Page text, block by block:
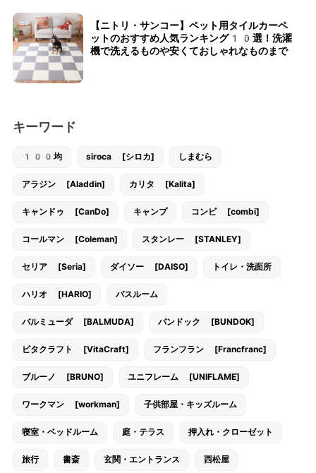
【ニトリ・サンコー】ペット用タイルカーペ
ットのおすすめ人気ランキング10選！洗濯
機で洗えるものや安くておしゃれなものまで
キーワード
100均 siroca [シロカ] しまむら
アラジン [Aladdin] カリタ [Kalita]
キャンドゥ [CanDo] キャンプ コンビ [combi]
コールマン [Coleman] スタンレー [STANLEY]
セリア [Seria] ダイソー [DAISO] トイレ・洗面所
ハリオ [HARIO] バスルーム
バルミューダ [BALMUDA] バンドック [BUNDOK]
ビタクラフト [VitaCraft] フランフラン [Francfranc]
ブルーノ [BRUNO] ユニフレーム [UNIFLAME]
ワークマン [workman] 子供部屋・キッズルーム
寝室・ベッドルーム 庭・テラス 押入れ・クローゼット
旅行 書斎 玄関・エントランス 西松屋